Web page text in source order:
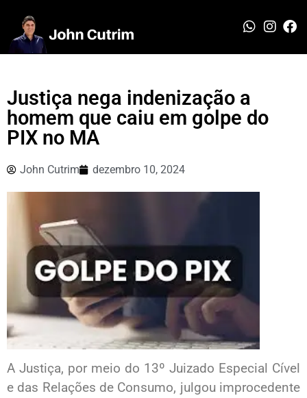
Justiça nega indenização a
homem que caiu em golpe do
PIX no MA
John Cutrim dezembro 10, 2024
A Justiça, por meio do 13º Juizado Especial Cível
e das Relações de Consumo, julgou improcedente